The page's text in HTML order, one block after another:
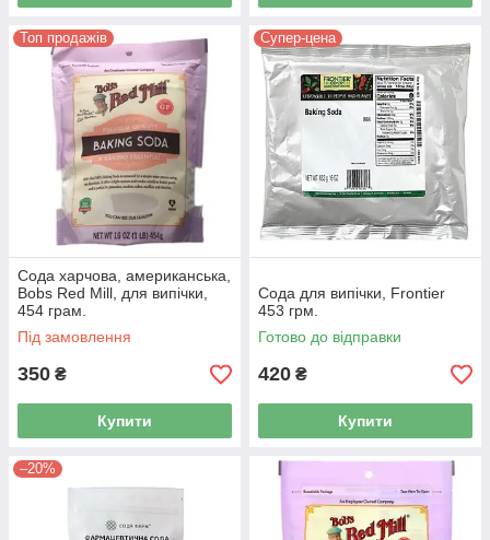
Топ продажів
Сода харчова, американська,
Bobs Red Mill, для випічки,
454 грам.
Під замовлення
350 ₴
Купити
Супер-цена
Сода для випічки, Frontier
453 грм.
Готово до відправки
420 ₴
Купити
–20%